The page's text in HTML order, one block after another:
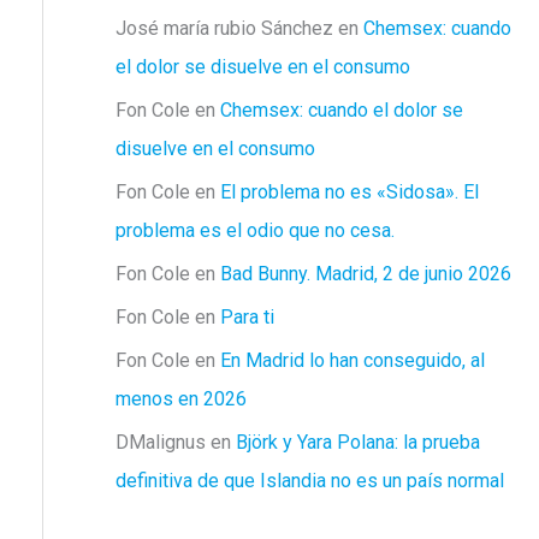
José maría rubio Sánchez en Chemsex: cuando
el dolor se disuelve en el consumo
Fon Cole en Chemsex: cuando el dolor se
disuelve en el consumo
Fon Cole en El problema no es «Sidosa». El
problema es el odio que no cesa.
Fon Cole en Bad Bunny. Madrid, 2 de junio 2026
Fon Cole en Para ti
Fon Cole en En Madrid lo han conseguido, al
menos en 2026
DMalignus en Björk y Yara Polana: la prueba
definitiva de que Islandia no es un país normal